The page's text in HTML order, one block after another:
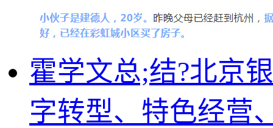
霍学文总;结?北京
字转型、特色经营